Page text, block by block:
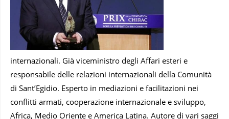
internazionali. Già viceministro degli Affari esteri e
responsabile delle relazioni internazionali della Comunità
di Sant’Egidio. Esperto in mediazioni e facilitazioni nei
conflitti armati, cooperazione internazionale e sviluppo,
Africa, Medio Oriente e America Latina. Autore di vari saggi